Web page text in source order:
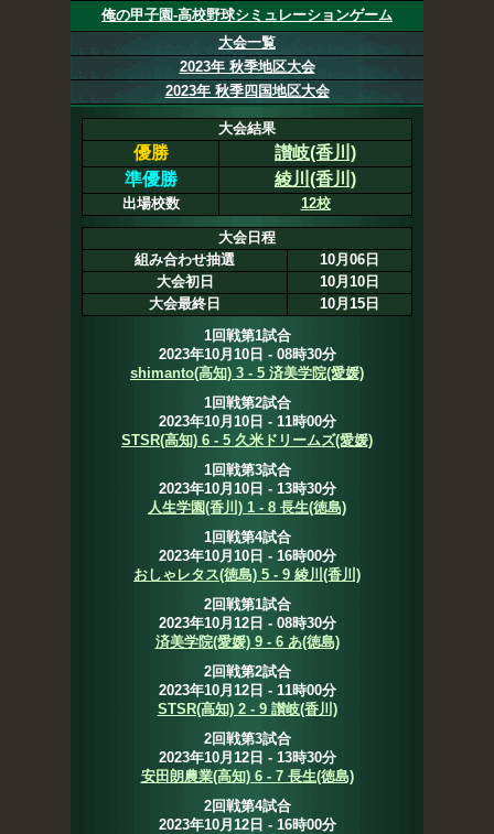
俺の甲子園-高校野球シミュレーションゲーム
大会一覧
2023年 秋季地区大会
2023年 秋季四国地区大会
大会結果
優勝
讃岐(香川)
準優勝
綾川(香川)
出場校数 12校
大会日程
組み合わせ抽選
10月06日
大会初日
10月10日
大会最終日
10月15日
1回戦第1試合
2023年10月10日 - 08時30分
shimanto(高知) 3 - 5 済美学院(愛媛)
1回戦第2試合
2023年10月10日 - 11時00分
STSR(高知) 6 - 5 久米ドリームズ(愛媛)
1回戦第3試合
2023年10月10日 - 13時30分
人生学園(香川) 1 - 8 長生(徳島)
1回戦第4試合
2023年10月10日 - 16時00分
おしゃレタス(徳島) 5 - 9 綾川(香川)
2回戦第1試合
2023年10月12日 - 08時30分
済美学院(愛媛) 9 - 6 あ(徳島)
2回戦第2試合
2023年10月12日 - 11時00分
STSR(高知) 2 - 9 讃岐(香川)
2回戦第3試合
2023年10月12日 - 13時30分
安田朗農業(高知) 6 - 7 長生(徳島)
2回戦第4試合
2023年10月12日 - 16時00分